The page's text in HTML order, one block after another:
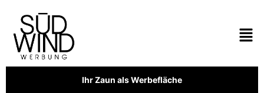
Ihr Zaun als Werbefläche